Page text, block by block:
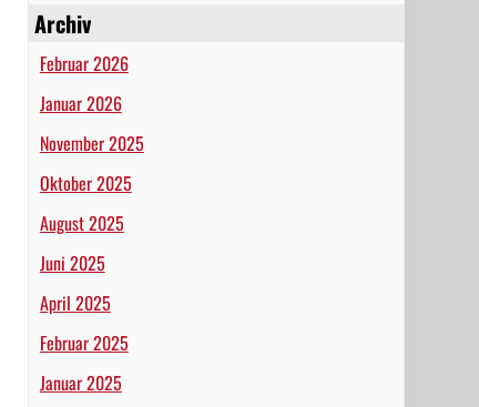
Archiv
Februar 2026
Januar 2026
November 2025
Oktober 2025
August 2025
Juni 2025
April 2025
Februar 2025
Januar 2025